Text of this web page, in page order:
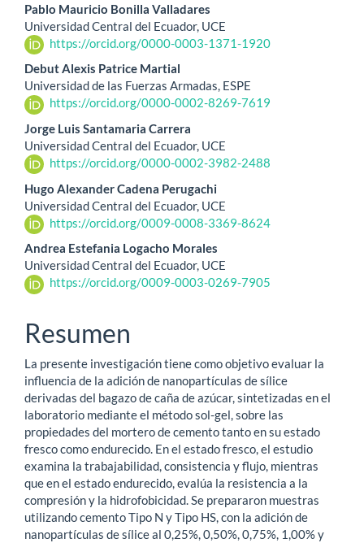
Pablo Mauricio Bonilla Valladares
Universidad Central del Ecuador, UCE
https://orcid.org/0000-0003-1371-1920
Debut Alexis Patrice Martial
Universidad de las Fuerzas Armadas, ESPE
https://orcid.org/0000-0002-8269-7619
Jorge Luis Santamaria Carrera
Universidad Central del Ecuador, UCE
https://orcid.org/0000-0002-3982-2488
Hugo Alexander Cadena Perugachi
Universidad Central del Ecuador, UCE
https://orcid.org/0009-0008-3369-8624
Andrea Estefania Logacho Morales
Universidad Central del Ecuador, UCE
https://orcid.org/0009-0003-0269-7905
Resumen
La presente investigación tiene como objetivo evaluar la
influencia de la adición de nanopartículas de sílice
derivadas del bagazo de caña de azúcar, sintetizadas en el
laboratorio mediante el método sol-gel, sobre las
propiedades del mortero de cemento tanto en su estado
fresco como endurecido. En el estado fresco, el estudio
examina la trabajabilidad, consistencia y flujo, mientras
que en el estado endurecido, evalúa la resistencia a la
compresión y la hidrofobicidad. Se prepararon muestras
utilizando cemento Tipo N y Tipo HS, con la adición de
nanopartículas de sílice al 0,25%, 0,50%, 0,75%, 1,00% y